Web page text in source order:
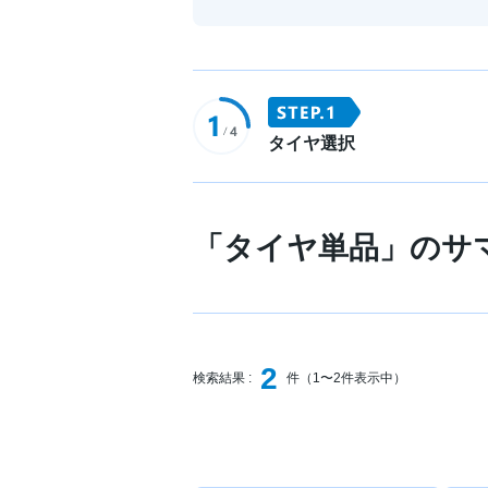
タイヤ選択
「タイヤ単品」の
検索結果 : 2 件（1〜2件表示中）